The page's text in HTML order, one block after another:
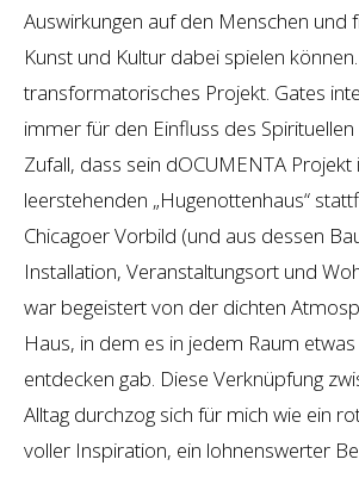
Auswirkungen auf den Menschen und
Kunst und Kultur dabei spielen
transformatorisches Projekt. Gates
immer für den Einfluss des
Zufall, dass sein dOCUMENTA Projekt
leerstehenden „Hugenottenhaus“
Chicagoer Vorbild (und aus dessen
Installation, Veranstaltungsort und
war begeistert von der dichten
Haus, in dem es in jedem Raum
entdecken gab. Diese Verknüpfung
Alltag durchzog sich für mich wie ein
voller Inspiration, ein lohnenswerter